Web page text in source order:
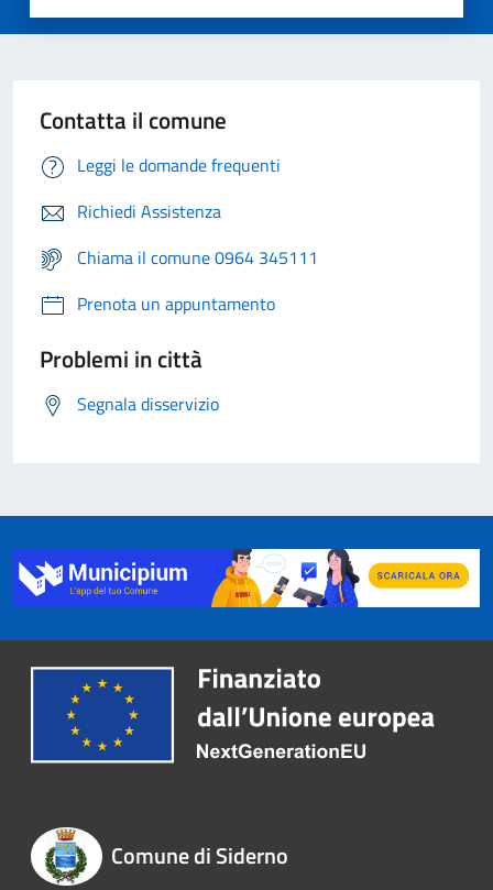
Contatta il comune
Leggi le domande frequenti
Richiedi Assistenza
Chiama il comune 0964 345111
Prenota un appuntamento
Problemi in città
Segnala disservizio
Comune di Siderno